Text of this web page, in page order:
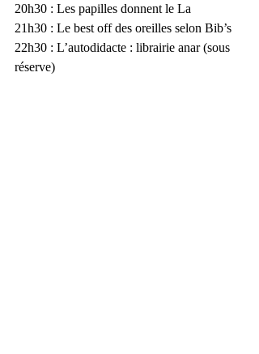
20h30 : Les papilles donnent le La
21h30 : Le best off des oreilles selon Bib’s
22h30 : L’autodidacte : librairie anar (sous
réserve)